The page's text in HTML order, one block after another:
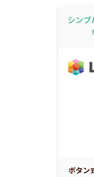
シンプ
ボタン